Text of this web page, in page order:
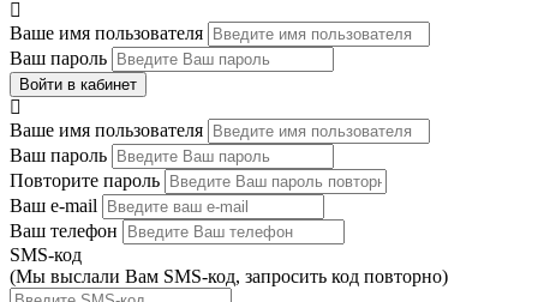
Ваше имя пользователя
Ваш пароль
Войти в кабинет
Ваше имя пользователя
Ваш пароль
Повторите пароль
Ваш e-mail
Ваш телефон
SMS-код
(Мы выслали Вам SMS-код, запросить код повторно)